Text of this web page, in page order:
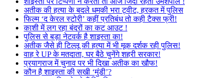
अतीक की हत्या के बदले धमकी भरा ट्वीट, हरकत में पुलिस
फिल्म ‘द केरल स्टोरी’ कहीं प्रतिबंध तो कही टैक्स फ्री!
काशी में लग रहा बंदरों का कट आउट !
पुलिस से बड़ा नेटवर्क है शाइस्ता का!
अतीक जैसे ही टिल्लू की हत्या में भी मूक दर्शक रही पुलिस!
वाह रे UP के मतदाता, घर बैठे चुनेंगे शहरी सरकार!
प्रयागराज में चुनाव पर भी दिखा अतीक का खौफ!
कौन है शाइस्ता की सखी ‘मुंडी’?